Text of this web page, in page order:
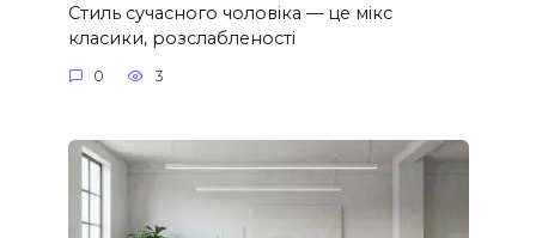
Стиль сучасного чоловіка — це мікс
класики, розслабленості
0 3